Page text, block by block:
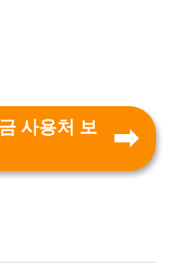
사용처 보